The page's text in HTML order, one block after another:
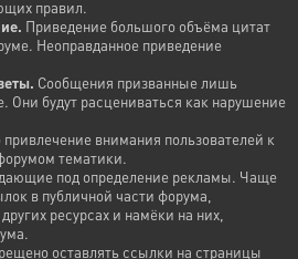
правил.
Приведение большого объёма цитат
Неоправданное приведение
Сообщения призванные лишь
Они будут расцениваться как нарушение
внимания пользователей к
тематики.
под определение рекламы. Чаще
в публичной части форума,
ресурсах и намёки на них,
оставлять ссылки на страницы